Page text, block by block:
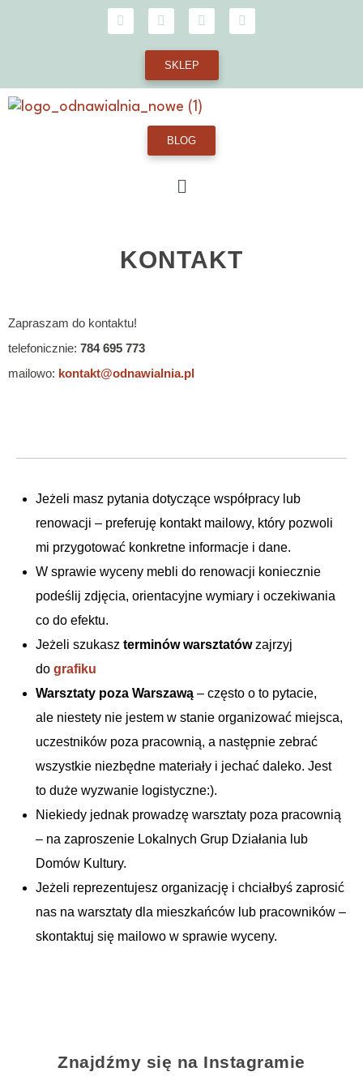
SKLEP
BLOG
KONTAKT
Zapraszam do kontaktu!
telefonicznie: 784 695 773
mailowo: kontakt@odnawialnia.pl
Jeżeli masz pytania dotyczące współpracy lub
renowacji – preferuję kontakt mailowy, który pozwoli
mi przygotować konkretne informacje i dane.
W sprawie wyceny mebli do renowacji koniecznie
podeślij zdjęcia, orientacyjne wymiary i oczekiwania
co do efektu.
Jeżeli szukasz terminów warsztatówzajrzyj
do grafiku
Warsztaty poza Warszawą – często o to pytacie,
ale niestety nie jestem w stanie organizować miejsca,
uczestników poza pracownią, a następnie zebrać
wszystkie niezbędne materiały i jechać daleko. Jest
to duże wyzwanie logistyczne:).
Niekiedy jednak prowadzę warsztaty poza pracownią
– na zaproszenie Lokalnych Grup Działania lub
Domów Kultury.
Jeżeli reprezentujesz organizację i chciałbyś zaprosić
nas na warsztaty dla mieszkańców lub pracowników –
skontaktuj się mailowo w sprawie wyceny.
Znajdźmy się na Instagramie